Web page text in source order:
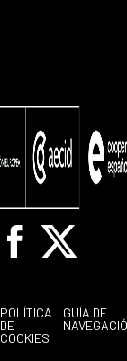
Facebook
X
POLÍTICA
DE
COOKIES
GUÍA DE